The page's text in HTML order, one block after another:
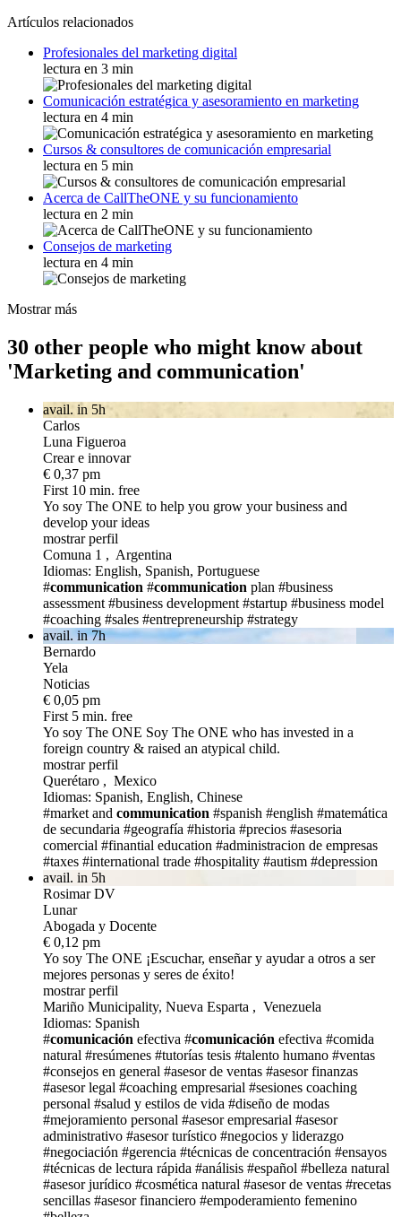
Artículos relacionados
Profesionales del marketing digital
lectura en 3 min
Comunicación estratégica y asesoramiento en marketing
lectura en 4 min
Cursos & consultores de comunicación empresarial
lectura en 5 min
Acerca de CallTheONE y su funcionamiento
lectura en 2 min
Consejos de marketing
lectura en 4 min
Mostrar más
30 other people who might know about
'Marketing and communication'
avail. in 5h
Carlos
Luna Figueroa
Crear e innovar
€ 0,37 pm
First 10 min. free
Yo soy The ONE to help you grow your business and
develop your ideas
mostrar perfil
Comuna 1 , Argentina
Idiomas: English, Spanish, Portuguese
#communication #communication plan #business
assessment #business development #startup #business model
#coaching #sales #entrepreneurship #strategy
avail. in 7h
Bernardo
Yela
Noticias
€ 0,05 pm
First 5 min. free
Yo soy The ONE Soy The ONE who has invested in a
foreign country & raised an atypical child.
mostrar perfil
Querétaro , Mexico
Idiomas: Spanish, English, Chinese
#market and communication #spanish #english #matemática
de secundaria #geografía #historia #precios #asesoria
comercial #finantial education #administracion de empresas
#taxes #international trade #hospitality #autism #depression
avail. in 5h
Rosimar DV
Lunar
Abogada y Docente
€ 0,12 pm
Yo soy The ONE ¡Escuchar, enseñar y ayudar a otros a ser
mejores personas y seres de éxito!
mostrar perfil
Mariño Municipality, Nueva Esparta , Venezuela
Idiomas: Spanish
#comunicación efectiva #comunicación efectiva #comida
natural #resúmenes #tutorías tesis #talento humano #ventas
#consejos en general #asesor de ventas #asesor finanzas
#asesor legal #coaching empresarial #sesiones coaching
personal #salud y estilos de vida #diseño de modas
#mejoramiento personal #asesor empresarial #asesor
administrativo #asesor turístico #negocios y liderazgo
#negociación #gerencia #técnicas de concentración #ensayos
#técnicas de lectura rápida #análisis #español #belleza natural
#asesor jurídico #cosmética natural #asesor de ventas #recetas
sencillas #asesor financiero #empoderamiento femenino